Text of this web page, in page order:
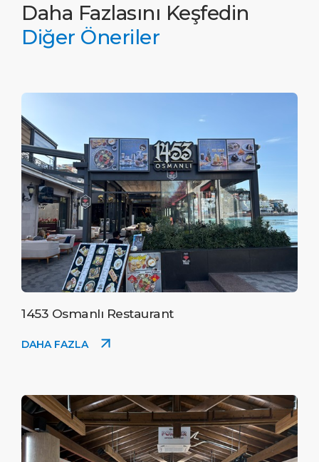
Daha Fazlasını Keşfedin
Diğer Öneriler
1453 Osmanlı Restaurant
DAHA FAZLA